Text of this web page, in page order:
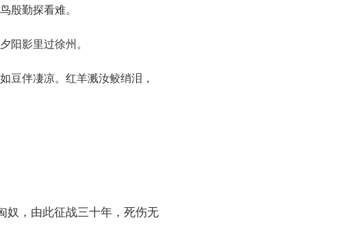
殷勤探看难。
阳影里过徐州。
豆伴凄凉。红羊溅汝鲛绡泪，
奴，由此征战三十年，死伤无